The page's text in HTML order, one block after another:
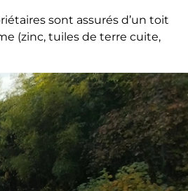
sont assurés d’un toit
(zinc, tuiles de terre cuite,